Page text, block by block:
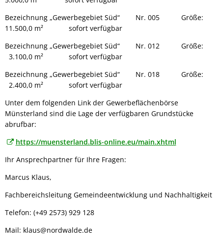
Bezeichnung „Gewerbegebiet Süd“ Nr. 005 Größe:
11.500,0 m² sofort verfügbar
Bezeichnung „Gewerbegebiet Süd“ Nr. 012 Größe:
3.100,0 m² sofort verfügbar
Bezeichnung „Gewerbegebiet Süd“ Nr. 018 Größe:
2.400,0 m² sofort verfügbar
Unter dem folgenden Link der Gewerbeflächenbörse
Münsterland sind die Lage der verfügbaren Grundstücke
abrufbar:
https://muensterland.blis-online.eu/main.xhtml
Ihr Ansprechpartner für Ihre Fragen:
Marcus Klaus,
Fachbereichsleitung Gemeindeentwicklung und Nachhaltigkeit
Telefon: (+49 2573) 929 128
Mail: klaus@nordwalde.de